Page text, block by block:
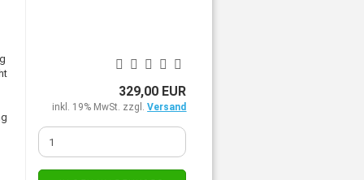
329,00 EUR
inkl. 19% MwSt. zzgl.Versand